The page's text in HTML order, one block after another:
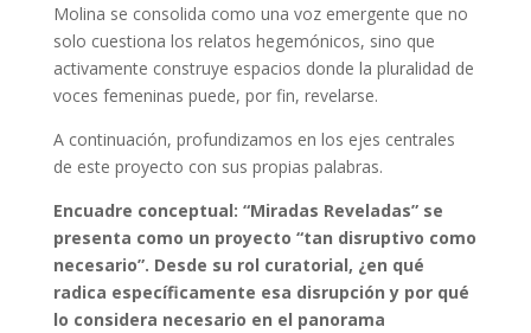
Molina se consolida como una voz emergente que no
solo cuestiona los relatos hegemónicos, sino que
activamente construye espacios donde la pluralidad de
voces femeninas puede, por fin, revelarse.
A continuación, profundizamos en los ejes centrales
de este proyecto con sus propias palabras.
Encuadre conceptual: “Miradas Reveladas” se
presenta como un proyecto “tan disruptivo como
necesario”. Desde su rol curatorial, ¿en qué
radica específicamente esa disrupción y por qué
lo considera necesario en el panorama